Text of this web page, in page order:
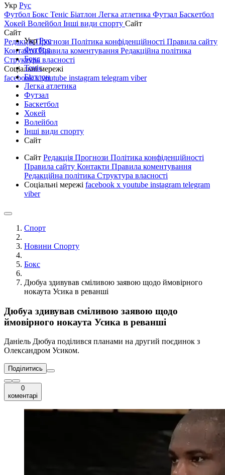
Укр Рус
Футбол Бокс Теніс Біатлон Легка атлетика Футзал Баскетбол
Хокей Волейбол Інші види спорту Сайт
Сайт
РедакціяПрогнози Політика конфіденційності Правила сайту
КонтактиПравила коментування Редакційна політика
Структура власності
Соціальні мережі
facebookxyoutube instagram telegram viber
УкрРус
Футбол
Бокс
Теніс
Біатлон
Легка атлетика
Футзал
Баскетбол
Хокей
Волейбол
Інші види спорту
Сайт
Сайт Редакція Прогнози Політика конфіденційності
Правила сайту Контакти Правила коментування
Редакційна політика Структура власності
Соціальні мережі facebook x youtube instagram telegram
viber
Спорт
Новини Спорту
Бокс
Дюбуа здивував сміливою заявою щодо ймовірного
нокаута Усика в реванші
Дюбуа здивував сміливою заявою щодо
ймовірного нокаута Усика в реванші
Даніель Дюбуа поділився планами на другий поєдинок з
Олександром Усиком.
Поділитись
0
коментарі